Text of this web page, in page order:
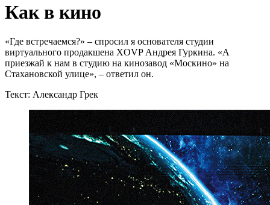
Как в кино
«Где встречаемся?» – спросил я основателя студии
виртуального продакшена XOVP Андрея Гуркина. «А
приезжай к нам в студию на кинозавод «Москино» на
Стахановской улице», – ответил он.
Текст: Александр Грек